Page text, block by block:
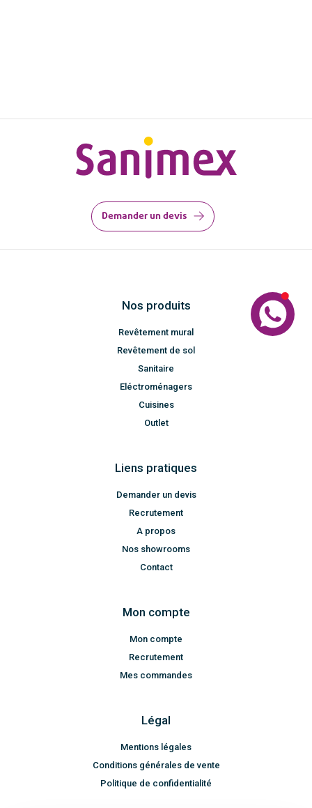
Demander un devis
Nos produits
Revêtement mural
Revêtement de sol
Sanitaire
Eléctroménagers
Cuisines
Outlet
Liens pratiques
Demander un devis
Recrutement
A propos
Nos showrooms
Contact
Mon compte
Mon compte
Recrutement
Mes commandes
Légal
Mentions légales
Conditions générales de vente
Politique de confidentialité